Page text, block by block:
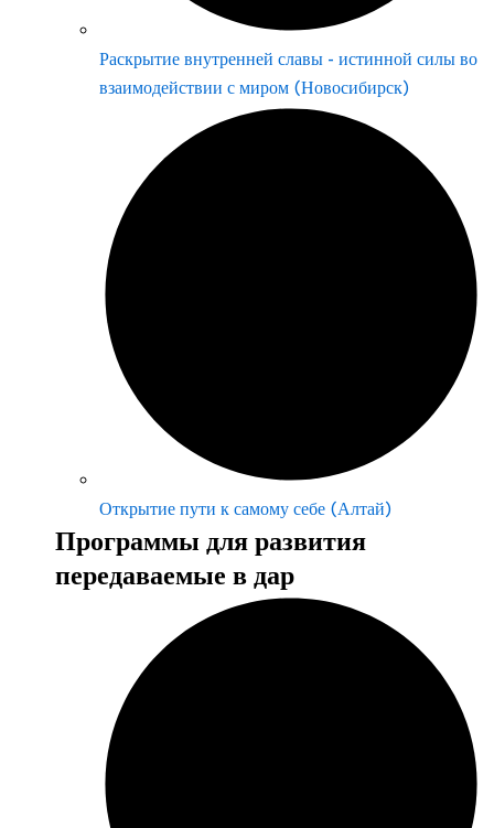
Раскрытие внутренней славы - истинной силы во
взаимодействии с миром (Новосибирск)
Открытие пути к самому себе (Алтай)
Программы для развития
передаваемые в дар